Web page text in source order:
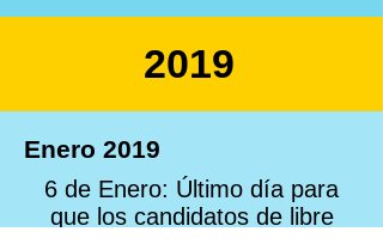
2019
Enero 2019
6 de Enero: Último día para
que los candidatos de libre